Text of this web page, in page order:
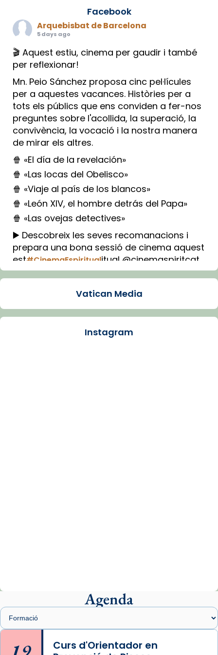
Facebook
Arquebisbat de Barcelona
5 days ago
🎬 Aquest estiu, cinema per gaudir i també
per reflexionar!
Mn. Peio Sánchez proposa cinc pel·lícules
per a aquestes vacances. Històries per a
tots els públics que ens conviden a fer-nos
preguntes sobre l'acollida, la superació, la
convivència, la vocació i la nostra manera
de mirar els altres.
🍿 «El día de la revelación»
🍿 «Las locas del Obelisco»
🍿 «Viaje al país de los blancos»
🍿 «León XIV, el hombre detrás del Papa»
🍿 «Las ovejas detectives»
▶️ Descobreix les seves recomanacions i
prepara una bona sessió de cinema aquest
est#CinemaEspiritualitual @cinemaspiritcat
Imatge: Generada amb IA (OpenAI)
Arquebisbat de Barcelona
presidit aquest 27 de juliol la missa de Les
Santes de Mataró.
🔗
📸 J. Merino
Vatican Media
Instagram
Agenda
Curs d'Orientador en